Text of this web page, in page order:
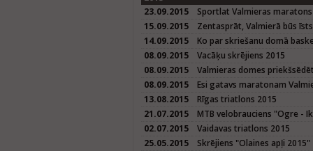
23.09.2015
Sportlat Valmieras
15.09.2015
Zentasprāt, Valmierā būs
14.09.2015
Ko par skriešanu domā
08.09.2015
Vacāķu skrējiens 2015
08.09.2015
Valmieras domes
08.09.2015
Esi gatavs maratonam
13.08.2015
Rīgas triatlons 2015
21.07.2015
MTB velobrauciens "Ogre -
02.07.2015
Vaidavas triatlons 2015
25.05.2015
Skrējiens "Olaines apļi 2015"